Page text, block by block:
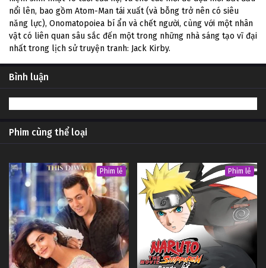
nổi lên, bao gồm Atom-Man tái xuất (và bỗng trở nên có siêu
năng lực), Onomatopoiea bí ẩn và chết người, cùng với một nhân
vật có liên quan sâu sắc đến một trong những nhà sáng tạo vĩ đại
nhất trong lịch sử truyện tranh: Jack Kirby.
Bình luận
Phim cùng thể loại
Phim lẻ Phim lẻ